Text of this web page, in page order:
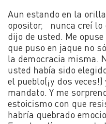
Aun estando en la
opositor, nunca creí lo
dijo de usted. Me
que puso en jaque no
la democracia misma.
usted había sido
el pueblo(¡y dos
mandato. Y me
estoicismo con que
habría quebrado